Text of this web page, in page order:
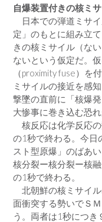
自爆装置付きの核ミ
日本での弾道ミサ
定」のもとに組み立
きの核ミサイル（な
ないという仮定だ。
（proximity fuse）を
ミサイルの接近を感
撃墜の直前に「核爆
大惨事に巻き込む恐れ
核反応は化学反応
の1秒で終わる。今日
スト型原爆」のばあ
核分裂ー核分裂ー核
の1秒で終わる。
北朝鮮の核ミサイ
面衝突する勢いでＳ
う。両者は1秒につき